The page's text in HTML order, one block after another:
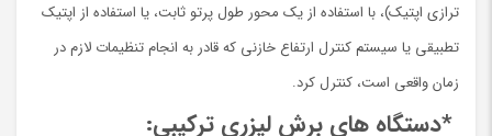
ترازی اپتیک)، با استفاده از یک محور طول پرتو ثابت، یا استفاده از اپتیک
تطبیقی ​​یا سیستم کنترل ارتفاع خازنی که قادر به انجام تنظیمات لازم در
زمان واقعی است، کنترل کرد.
*دستگاه های برش لیزری ترکیبی: